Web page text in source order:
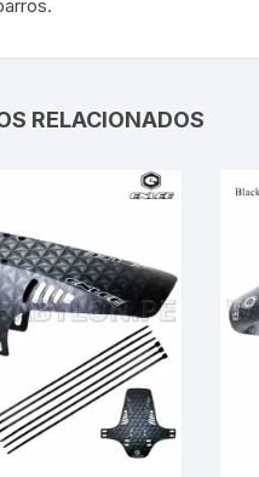
RELACIONADOS